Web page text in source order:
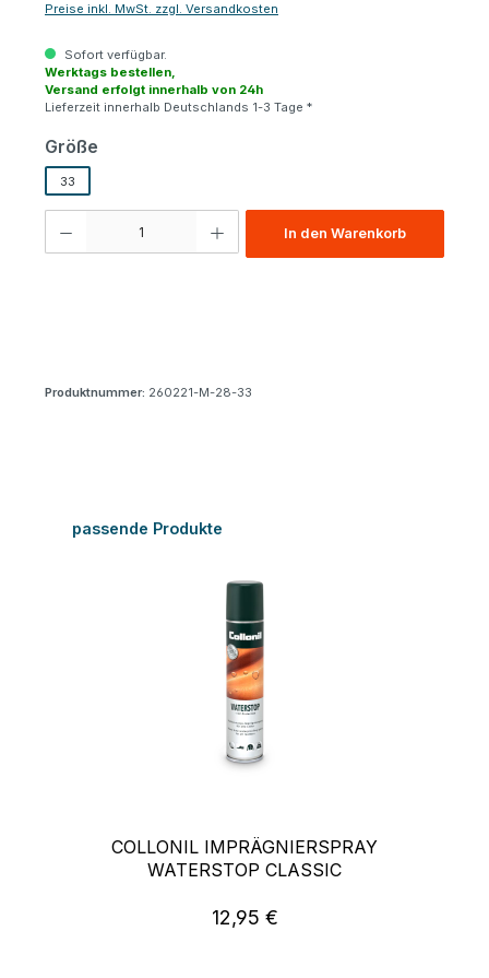
Preise inkl. MwSt. zzgl. Versandkosten
Sofort verfügbar.
Werktags bestellen,
Versand erfolgt innerhalb von 24h
Lieferzeit innerhalb Deutschlands 1-3 Tage *
Größe
33
In den Warenkorb
Produktnummer: 260221-M-28-33
Produktgalerie überspringen
passende Produkte
COLLONIL IMPRÄGNIERSPRAY
WATERSTOP CLASSIC
Regulärer Preis:
12,95 €